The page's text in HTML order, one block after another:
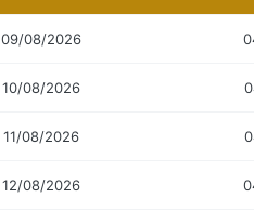
09/08/2026
10/08/2026
11/08/2026
12/08/2026